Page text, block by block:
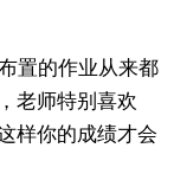
置的作业从来都
老师特别喜欢
样你的成绩才会